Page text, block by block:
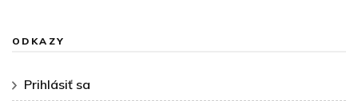
ODKAZY
Prihlásiť sa